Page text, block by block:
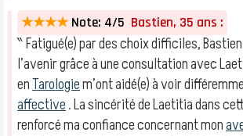
★★★★ Note: 4/5 Bastien, 35 ans :
‶ Fatigué(e) par des choix difficiles,
l’avenir grâce à une consultation avec
enTarologiem’ont aidé(e) à voir
affective. La sincérité de Laetitia dans
renforcé ma confiance concernant mon